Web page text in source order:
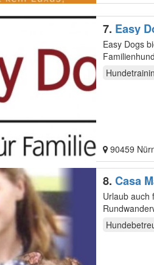
7. Easy
Easy Dogs
im…
90459
8. Casa
Urlaub auch